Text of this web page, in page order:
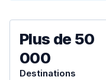
Plus de 50
000
Destinations